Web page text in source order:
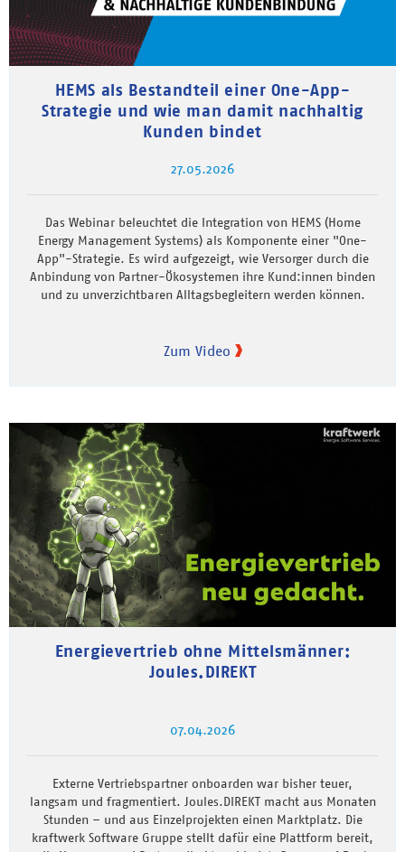
HEMS als Bestandteil einer One-App-
Strategie und wie man damit nachhaltig
Kunden bindet
27.05.2026
Das Webinar beleuchtet die Integration von HEMS (Home
Energy Management Systems) als Komponente einer "One-
App"-Strategie. Es wird aufgezeigt, wie Versorger durch die
Anbindung von Partner-Ökosystemen ihre Kund:innen binden
und zu unverzichtbaren Alltagsbegleitern werden können.
Zum Video
Energievertrieb ohne Mittelsmänner:
Joules.DIREKT
07.04.2026
Externe Vertriebspartner onboarden war bisher teuer,
langsam und fragmentiert. Joules.DIREKT macht aus Monaten
Stunden – und aus Einzelprojekten einen Marktplatz. Die
kraftwerk Software Gruppe stellt dafür eine Plattform bereit,